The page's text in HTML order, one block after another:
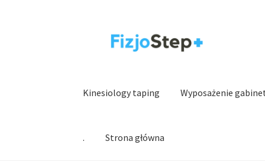
Kinesiology taping Wyposażenie
. Strona główna